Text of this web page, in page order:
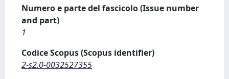
Numero e parte del fascicolo (Issue number
and part)
1
Codice Scopus (Scopus identifier)
2-s2.0-0032527355